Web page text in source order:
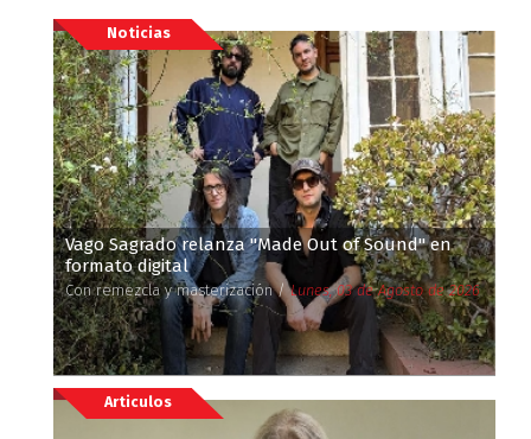
Noticias
Vago Sagrado relanza ''Made Out of Sound'' en
formato digital
Con remezcla y masterización /Lunes, 03 de Agosto de 2026
Articulos